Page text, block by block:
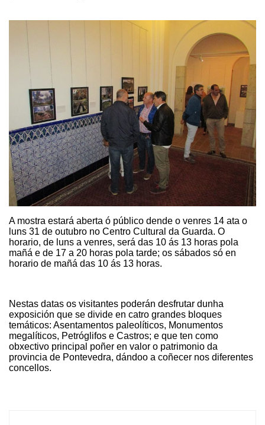
A mostra estará aberta ó público dende o venres 14 ata o
luns 31 de outubro no Centro Cultural da Guarda. O
horario, de luns a venres, será das 10 ás 13 horas pola
mañá e de 17 a 20 horas pola tarde; os sábados só en
horario de mañá das 10 ás 13 horas.
Nestas datas os visitantes poderán desfrutar dunha
exposición que se divide en catro grandes bloques
temáticos: Asentamentos paleolíticos, Monumentos
megalíticos, Petróglifos e Castros; e que ten como
obxectivo principal poñer en valor o patrimonio da
provincia de Pontevedra, dándoo a coñecer nos diferentes
concellos.